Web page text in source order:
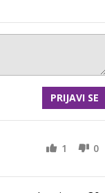
PRIJAVI SE
1 0